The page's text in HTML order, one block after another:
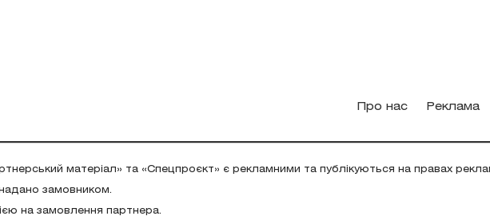
Про нас Реклама
матеріал» та «Спецпроєкт» є рекламними та публікуються на правах
замовником.
на замовлення партнера.